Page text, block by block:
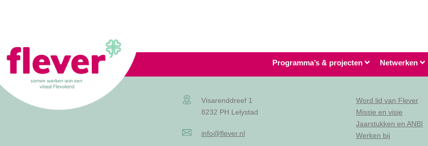
Programma’s & projecten Netwerken
Visarenddreef 1
8232 PH Lelystad
info@flever.nl
Word lid van Flever
Missie en visie
Jaarstukken en ANBI
Werken bij